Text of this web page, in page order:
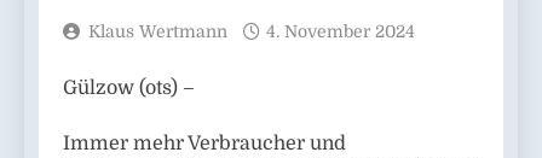
Klaus Wertmann 4. November 2024
Gülzow (ots) –
Immer mehr Verbraucher und